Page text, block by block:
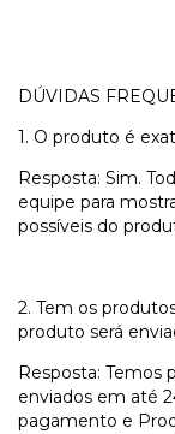
DÚVIDAS
1. O produto é
Resposta: Sim.
equipe para
possíveis do
2. Tem os
produto será
Resposta: Temos
enviados em até
pagamento e